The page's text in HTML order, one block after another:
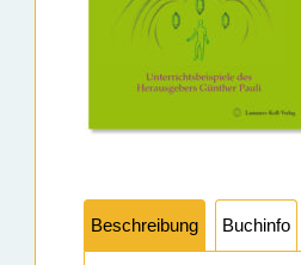
Beschreibung Buchinfo